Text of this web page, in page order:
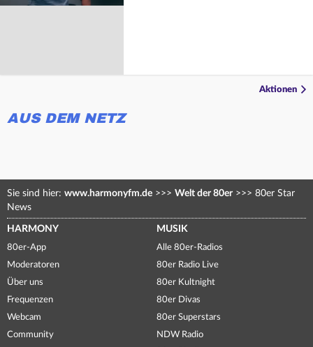
Aktionen
AUS DEM NETZ
Sie sind hier: www.harmonyfm.de >>> Welt der 80er >>> 80er Star
News
HARMONY
80er-App
Moderatoren
Über uns
Frequenzen
Webcam
Community
MUSIK
Alle 80er-Radios
80er Radio Live
80er Kultnight
80er Divas
80er Superstars
NDW Radio